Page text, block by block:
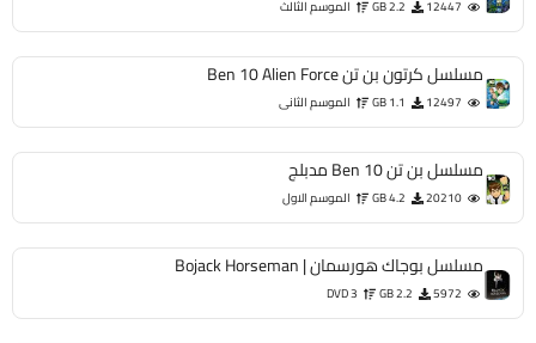
12447
2.2 GB الموسم الثالث
مسلسل كرتون بن تن Ben 10 Alien Force
12497
1.1 GB الموسم الثانى
مسلسل بن تن Ben 10 مدبلج
20210
4.2 GB الموسم الاول
مسلسل بوجاك هورسمان | Bojack Horseman
5972
2.2 GB
DVD 3